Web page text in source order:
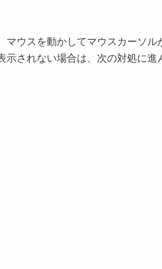
マウスを動かしてマウスカーソ
されない場合は、次の対処に進